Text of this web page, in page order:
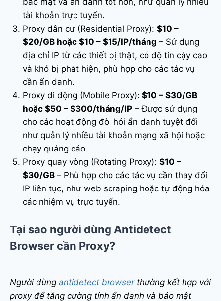
bảo mật và ẩn danh tốt hơn, như quản lý nhiều
tài khoản trực tuyến.
Proxy dân cư (Residential Proxy): $10 –
$20/GB hoặc $10 – $15/IP/tháng – Sử dụng
địa chỉ IP từ các thiết bị thật, có độ tin cậy cao
và khó bị phát hiện, phù hợp cho các tác vụ
cần ẩn danh.
Proxy di động (Mobile Proxy): $10 – $30/GB
hoặc $50 – $300/tháng/IP– Được sử dụng
cho các hoạt động đòi hỏi ẩn danh tuyệt đối
như quản lý nhiều tài khoản mạng xã hội hoặc
chạy quảng cáo.
Proxy quay vòng (Rotating Proxy): $10 –
$30/GB – Phù hợp cho các tác vụ cần thay đổi
IP liên tục, như web scraping hoặc tự động hóa
các nhiệm vụ trực tuyến.
Tại sao người dùng Antidetect
Browser cần Proxy?
Người dùng antidetect browserthường kết hợp với
proxy để tăng cường tính ẩn danh và bảo mật